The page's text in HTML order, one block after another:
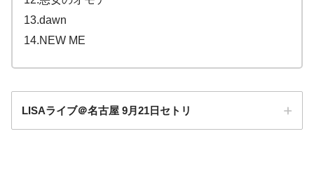
13.dawn
14.NEW ME
LISAライブ＠名古屋 9月21日セトリ